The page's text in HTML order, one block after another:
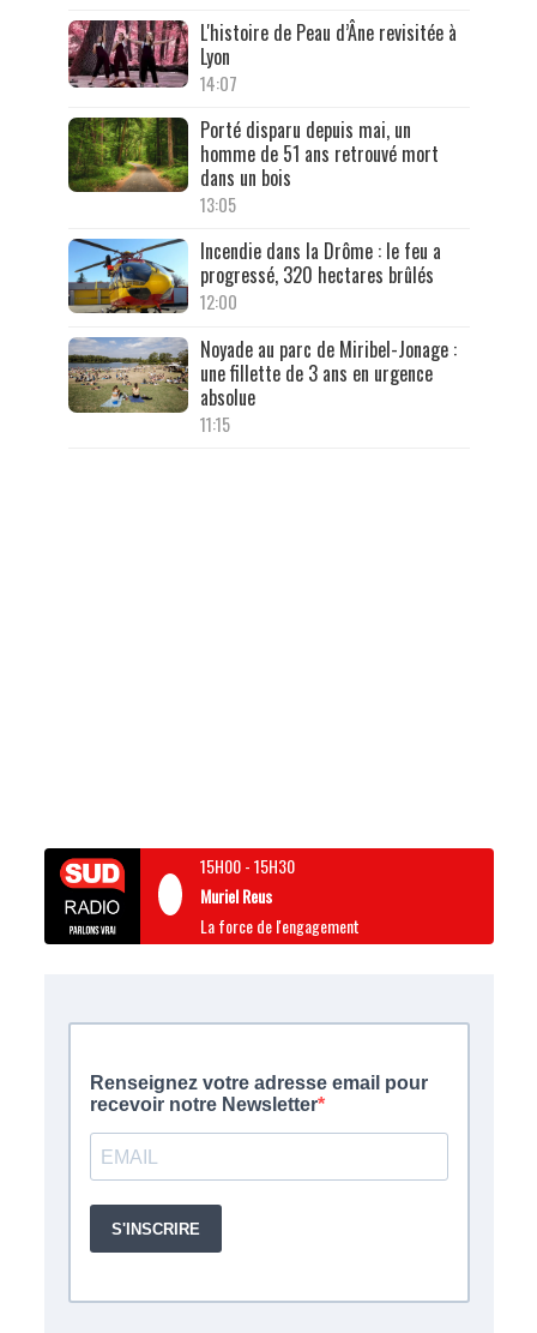
L'histoire de Peau d’Âne revisitée à
Lyon
14:07
Porté disparu depuis mai, un
homme de 51 ans retrouvé mort
dans un bois
13:05
Incendie dans la Drôme : le feu a
progressé, 320 hectares brûlés
12:00
Noyade au parc de Miribel-Jonage :
une fillette de 3 ans en urgence
absolue
11:15
15H00-15H30
Muriel Reus
La force de l'engagement